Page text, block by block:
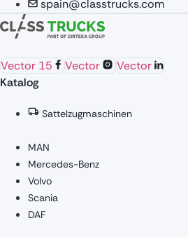
spain@classtrucks.com
Vector 15 Vector
Vector
Katalog
Sattelzugmaschinen
MAN
Mercedes-Benz
Volvo
Scania
DAF